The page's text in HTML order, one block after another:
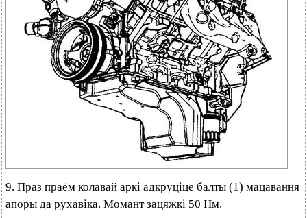
9. Праз праём колавай аркі адкруціце балты (1) мацавання
апоры да рухавіка. Момант зацяжкі 50 Нм.